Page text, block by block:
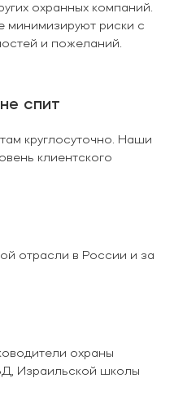
охранных компаний.
минимизируют риски с
и пожеланий.
спит
круглосуточно. Наши
клиентского
отрасли в России и за
охраны
Израильской школы